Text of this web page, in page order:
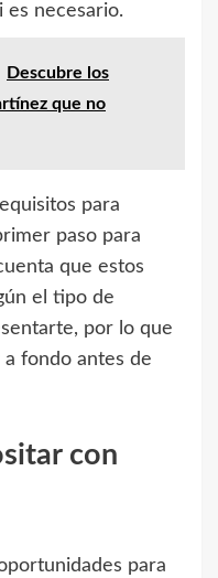
es necesario.
Descubre los
que no
para
paso para
que estos
el tipo de
por lo que
fondo antes de
con
para